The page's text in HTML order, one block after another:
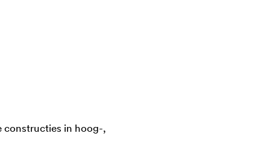
constructies in hoog-,